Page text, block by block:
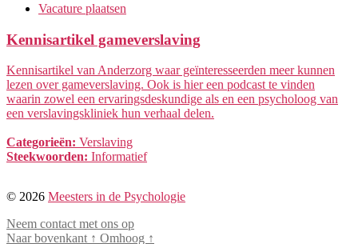
Vacature plaatsen
Kennisartikel gameverslaving
Kennisartikel van Anderzorg waar geïnteresseerden meer kunnen
lezen over gameverslaving. Ook is hier een podcast te vinden
waarin zowel een ervaringsdeskundige als en een psycholoog van
een verslavingskliniek hun verhaal delen.
Categorieën: Verslaving
Steekwoorden: Informatief
© 2026 Meesters in de Psychologie
Neem contact met ons op
Naar bovenkant ↑ Omhoog ↑